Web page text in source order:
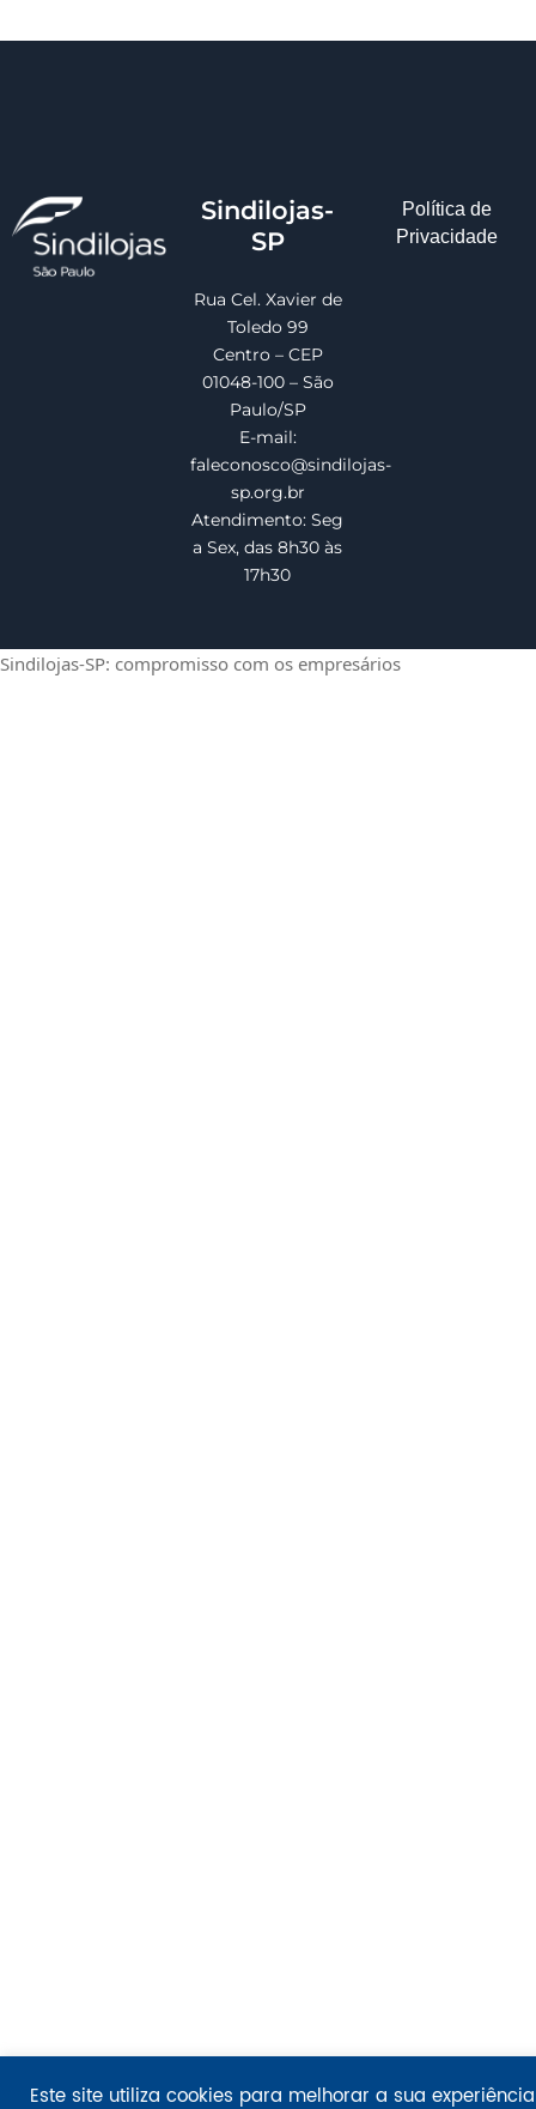
Sindilojas-
SP
Rua Cel. Xavier de
Toledo 99
Centro – CEP
01048-100 – São
Paulo/SP
E-mail:
faleconosco@sindilojas-
sp.org.br
Atendimento: Seg
a Sex, das 8h30 às
17h30
Política de
Privacidade
Este site utiliza cookies para melhorar a sua
Sindilojas-SP: compromisso com os empresários